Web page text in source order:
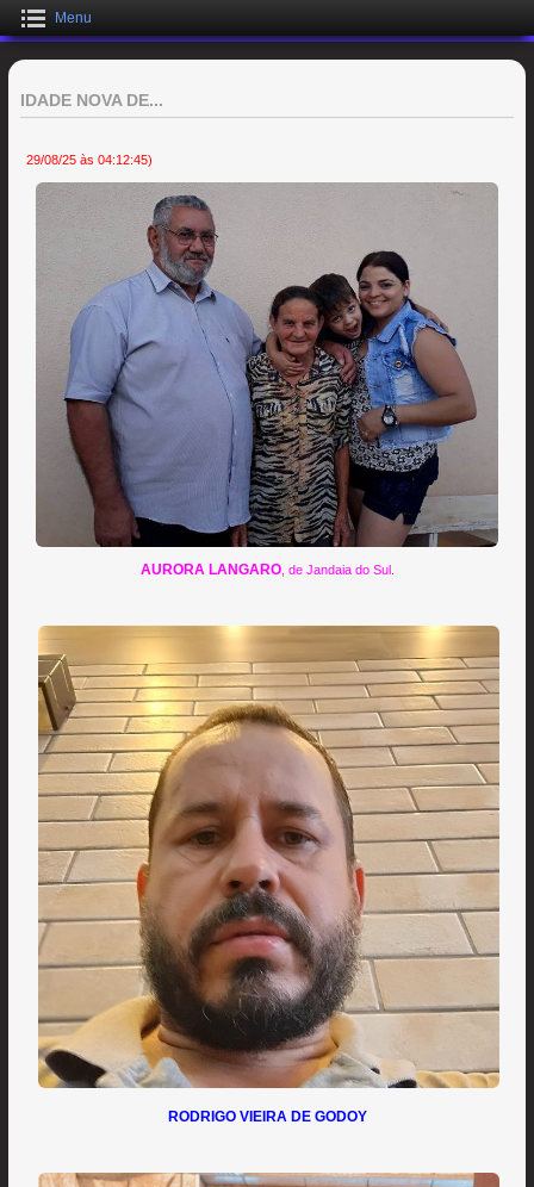
Menu
IDADE NOVA DE...
29/08/25 às 04:12:45)
AURORA LANGARO, de Jandaia do Sul.
RODRIGO VIEIRA DE GODOY